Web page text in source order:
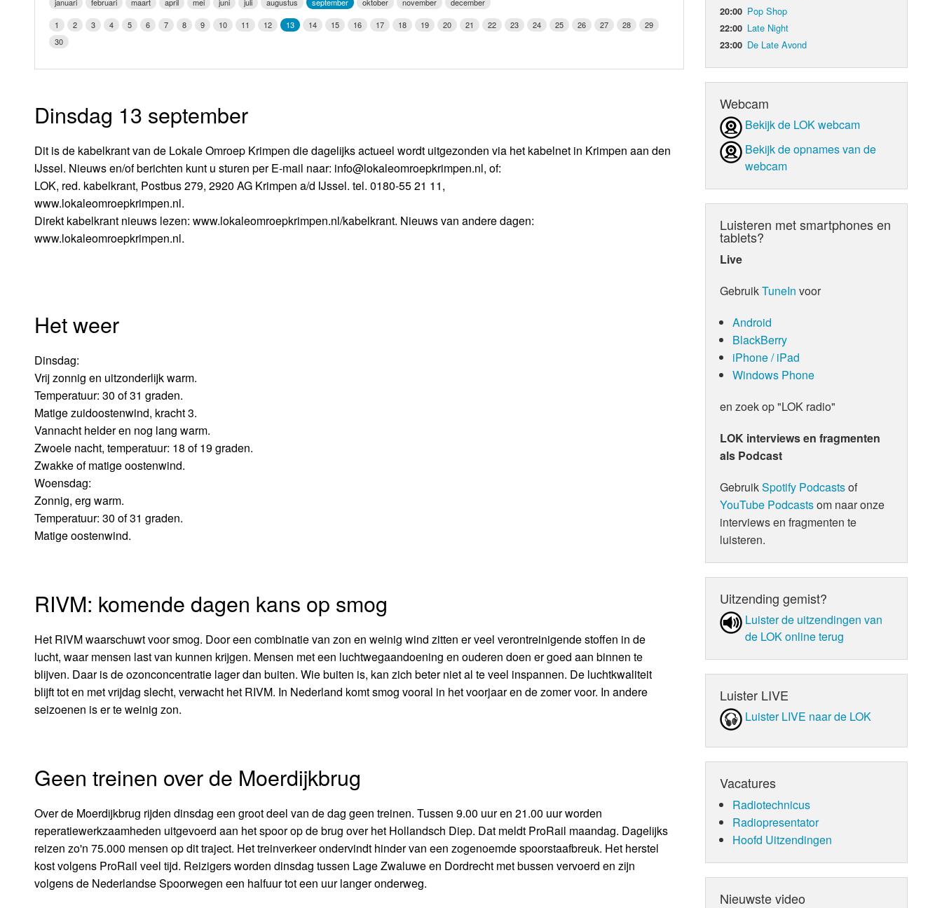
Vrijdag
LOK schijf
Weerman
1
2 3 4 5 6 7 8 9 10 11 12 13 14 15 16 17 18 19 20 21 22 23 24 25 26 27 28
29
30
Dinsdag 13 september
Dit is de kabelkrant van de Lokale Omroep Krimpen die dagelijks actueel wordt uitgezonden via het kabelnet in Krimpen aan den
IJssel. Nieuws en/of berichten kunt u sturen per E-mail naar: info@lokaleomroepkrimpen.nl, of:
LOK, red. kabelkrant, Postbus 279, 2920 AG Krimpen a/d IJssel. tel. 0180-55 21 11,
www.lokaleomroepkrimpen.nl.
Direkt kabelkrant nieuws lezen: www.lokaleomroepkrimpen.nl/kabelkrant. Nieuws van andere dagen:
www.lokaleomroepkrimpen.nl.
Het weer
Dinsdag:
Vrij zonnig en uitzonderlijk warm.
Temperatuur: 30 of 31 graden.
Matige zuidoostenwind, kracht 3.
Vannacht helder en nog lang warm.
Zwoele nacht, temperatuur: 18 of 19 graden.
Zwakke of matige oostenwind.
Woensdag:
Zonnig, erg warm.
Temperatuur: 30 of 31 graden.
Matige oostenwind.
RIVM: komende dagen kans op smog
Het RIVM waarschuwt voor smog. Door een combinatie van zon en weinig wind zitten er veel verontreinigende stoffen in de
lucht, waar mensen last van kunnen krijgen. Mensen met een luchtwegaandoening en ouderen doen er goed aan binnen te
blijven. Daar is de ozonconcentratie lager dan buiten. Wie buiten is, kan zich beter niet al te veel inspannen. De luchtkwaliteit
blijft tot en met vrijdag slecht, verwacht het RIVM. In Nederland komt smog vooral in het voorjaar en de zomer voor. In andere
seizoenen is er te weinig zon.
Geen treinen over de Moerdijkbrug
Over de Moerdijkbrug rijden dinsdag een groot deel van de dag geen treinen. Tussen 9.00 uur en 21.00 uur worden
reperatiewerkzaamheden uitgevoerd aan het spoor op de brug over het Hollandsch Diep. Dat meldt ProRail maandag. Dagelijks
reizen zo'n 75.000 mensen op dit traject. Het treinverkeer ondervindt hinder van een zogenoemde spoorstaafbreuk. Het herstel
kost volgens ProRail veel tijd. Reizigers worden dinsdag tussen Lage Zwaluwe en Dordrecht met bussen vervoerd en zijn
volgens de Nederlandse Spoorwegen een halfuur tot een uur langer onderweg.
20:00 Pop Shop
22:00 Late Night
23:00 De Late Avond
Webcam
Bekijk de LOK webcam
Bekijk de opnames van de
webcam
Luisteren met smartphones en
tablets?
Live
GebruikTuneIn voor
Android
BlackBerry
iPhone / iPad
Windows Phone
en zoek op "LOK radio"
LOK interviews en fragmenten
als Podcast
GebruikSpotify Podcastsof
YouTube Podcastsom naar onze
interviews en fragmenten te
luisteren.
Uitzending gemist?
Luister de uit­zen­din­gen van
de LOK online terug
Luister LIVE
Luister LIVE naar de LOK
Vacatures
Radiotechnicus
Radiopresentator
Hoofd Uitzendingen
Nieuwste video